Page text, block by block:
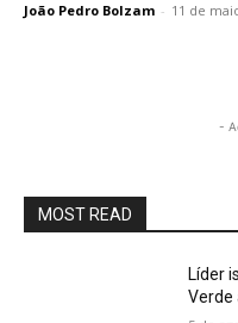
João Pedro Bolzam - 11 de
-
MOST READ
Líder
Verde